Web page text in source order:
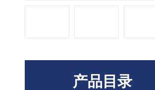
产品目录